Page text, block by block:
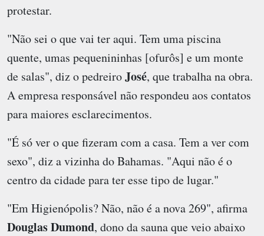
protestar.
"Não sei o que vai ter aqui. Tem uma piscina
quente, umas pequenininhas [ofurôs] e um monte
de salas", diz o pedreiroJosé, que trabalha na obra.
A empresa responsável não respondeu aos contatos
para maiores esclarecimentos.
"É só ver o que fizeram com a casa. Tem a ver com
sexo", diz a vizinha do Bahamas. "Aqui não é o
centro da cidade para ter esse tipo de lugar."
"Em Higienópolis? Não, não é a nova 269", afirma
Douglas Dumond, dono da sauna que veio abaixo